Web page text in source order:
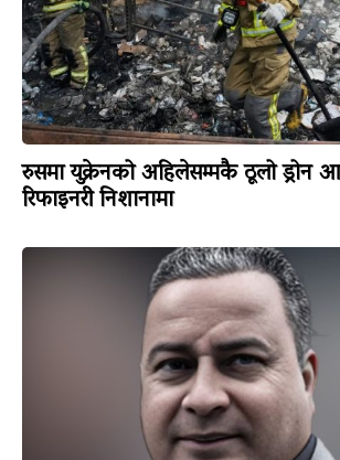
रुसमा युक्रेनको अहिलेसम्मकै ठूलो ड्रोन
रिफाइनरी निशानामा